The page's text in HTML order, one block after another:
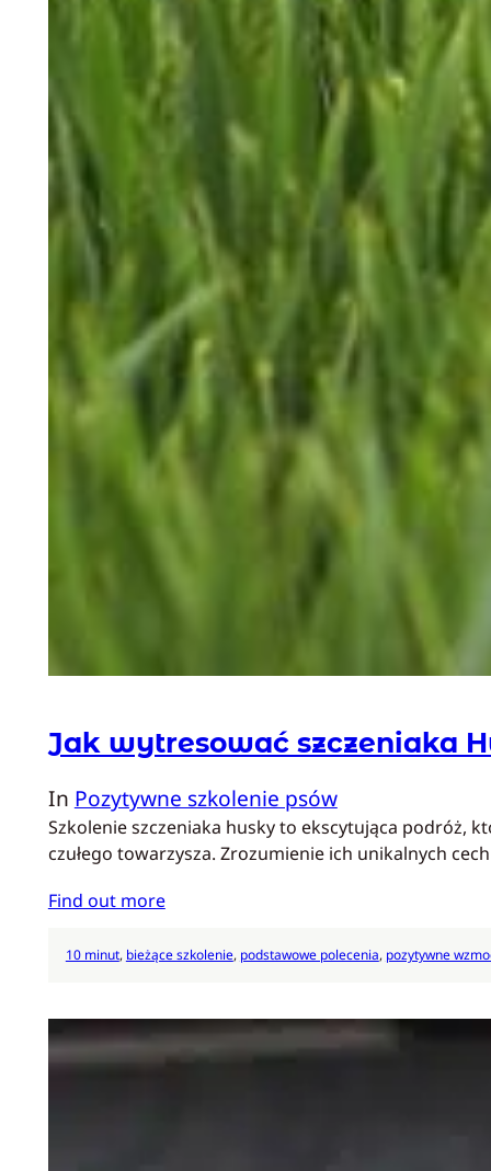
Jak wytresować szczeniaka
In Pozytywne szkolenie psów
Szkolenie szczeniaka husky to ekscytująca podróż,
czułego towarzysza. Zrozumienie ich unikalnych
Find out more
10 minut, bieżące szkolenie, podstawowe polecenia, pozytywne